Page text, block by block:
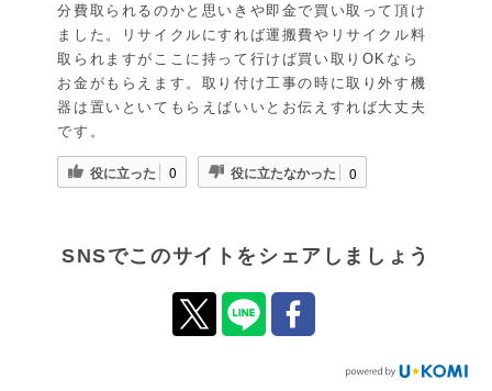
分費取られるのかと思いきや即金で買い取って頂け
ました。リサイクルにすれば運搬費やリサイクル料
取られますがここに持って行けば買い取りOKなら
お金がもらえます。取り付け工事の時に取り外す機
器は置いといてもらえばいいとお伝えすれば大丈夫
です。
役に立った 0 役に立たなかった 0
SNSでこのサイトをシェアしましょう